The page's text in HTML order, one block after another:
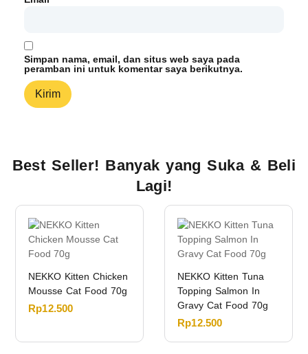
Simpan nama, email, dan situs web saya pada
peramban ini untuk komentar saya berikutnya.
Best Seller! Banyak yang Suka & Beli
Lagi!
NEKKO Kitten Chicken
Mousse Cat Food 70g
Rp12.500
NEKKO Kitten Tuna
Topping Salmon In
Gravy Cat Food 70g
Rp12.500